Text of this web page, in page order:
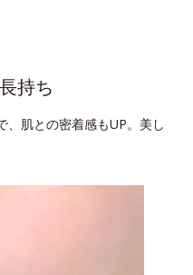
持ち
肌との密着感もUP。美し